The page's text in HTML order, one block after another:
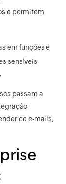
e permitem
em funções e
sensíveis
passam a
de e-mails,